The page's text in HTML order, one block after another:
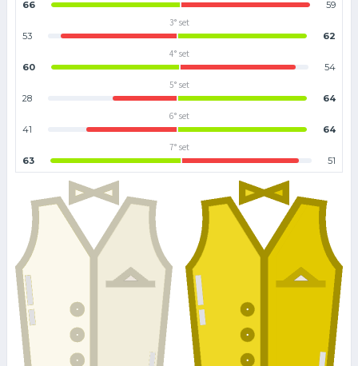
66
59
3° set
53
62
4° set
60
54
5° set
28
64
6° set
41
64
7° set
63
51